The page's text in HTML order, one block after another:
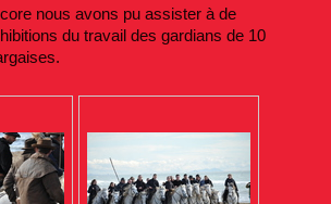
nous avons pu assister à de
du travail des gardians de 10